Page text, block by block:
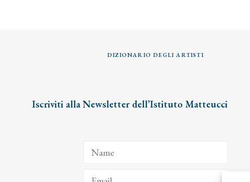
DIZIONARIO DEGLI ARTISTI
Iscriviti alla Newsletter dell’Istituto Matteucci